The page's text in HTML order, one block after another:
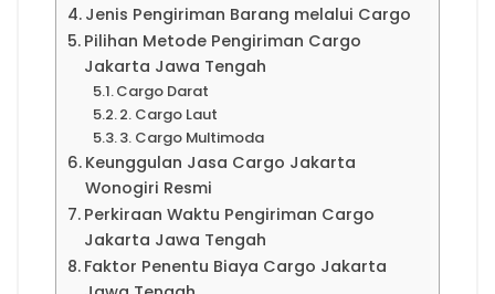
Jenis Pengiriman Barang melalui Cargo
Pilihan Metode Pengiriman Cargo
Jakarta Jawa Tengah
Cargo Darat
2. Cargo Laut
3. Cargo Multimoda
Keunggulan Jasa Cargo Jakarta
Wonogiri Resmi
Perkiraan Waktu Pengiriman Cargo
Jakarta Jawa Tengah
Faktor Penentu Biaya Cargo Jakarta